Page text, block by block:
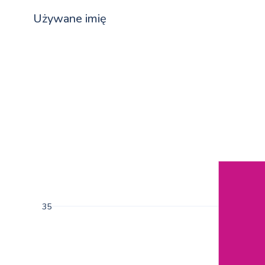
35
Używane imię